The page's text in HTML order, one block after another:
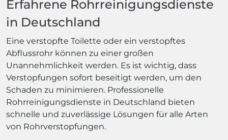
Erfahrene Rohrreinigungsdienste
in Deutschland
Eine verstopfte Toilette oder ein verstopftes
Abflussrohr können zu einer großen
Unannehmlichkeit werden. Es ist wichtig, dass
Verstopfungen sofort beseitigt werden, um den
Schaden zu minimieren. Professionelle
Rohrreinigungsdienste in Deutschland bieten
schnelle und zuverlässige Lösungen für alle Arten
von Rohrverstopfungen.